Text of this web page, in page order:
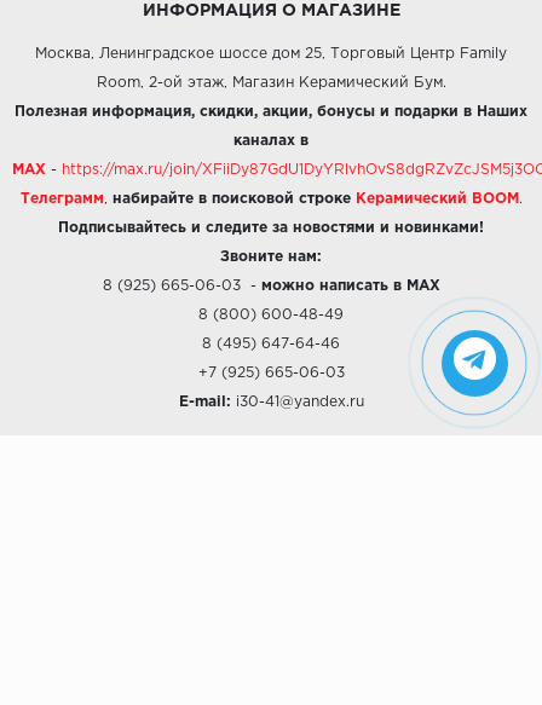
ИНФОРМАЦИЯ О МАГАЗИНЕ
Москва, Ленинградское шоссе дом 25, Торговый Центр Family
Room, 2-ой этаж, Магазин Керамический Бум.
Полезная информация, скидки, акции, бонусы и подарки в Наших
каналах в
MAX - https://max.ru/join/
Телеграмм набирайте в поисковой строке Керамический BOOM .
Подписывайтесь и следите за новостями и новинками!
Звоните нам:
8 (925) 665-06-03- можно написать в MAX
8 (800) 600-48-49
8 (495) 647-64-46
+7 (925) 665-06-03
E-mail: i30-41@yandex.ru